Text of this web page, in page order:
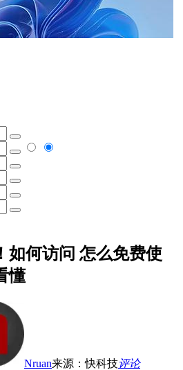
如何访问 怎么免费使
懂
Nruan来源 ：快科技评论